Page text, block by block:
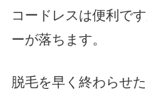
コードレスは便利で
ーが落ちます。
脱毛を早く終わらせ